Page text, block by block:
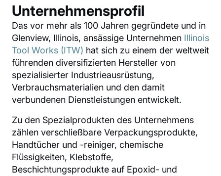
Unternehmensprofil
Das vor mehr als 100 Jahren gegründete und in
Glenview, Illinois, ansässige Unternehmen Illinois
Tool Works (ITW) hat sich zu einem der weltweit
führenden diversifizierten Hersteller von
spezialisierter Industrieausrüstung,
Verbrauchsmaterialien und den damit
verbundenen Dienstleistungen entwickelt.
Zu den Spezialprodukten des Unternehmens
zählen verschließbare Verpackungsprodukte,
Handtücher und -reiniger, chemische
Flüssigkeiten, Klebstoffe,
Beschichtungsprodukte auf Epoxid- und